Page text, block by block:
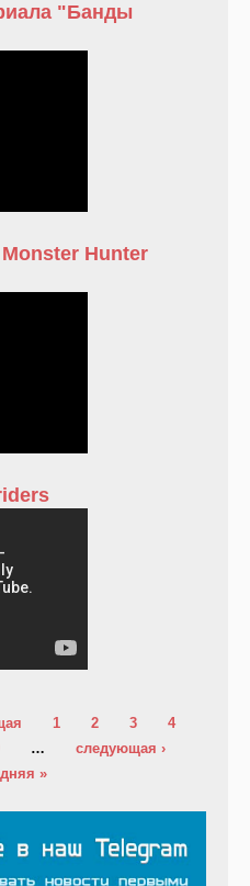
"Банды
Hunter
1 2 3
4
…
следующая ›
»